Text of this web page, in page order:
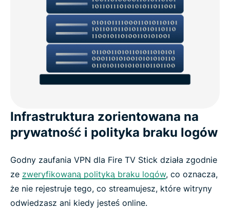
Infrastruktura zorientowana na
prywatność i polityka braku logów
Godny zaufania VPN dla Fire TV Stick działa zgodnie
ze zweryfikowaną polityką braku logów, co oznacza,
że nie rejestruje tego, co streamujesz, które witryny
odwiedzasz ani kiedy jesteś online.